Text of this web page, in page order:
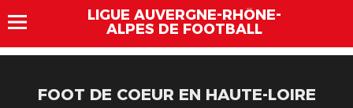
LIGUE AUVERGNE-RHÔNE-
ALPES DE FOOTBALL
FOOT DE COEUR EN HAUTE-LOIRE